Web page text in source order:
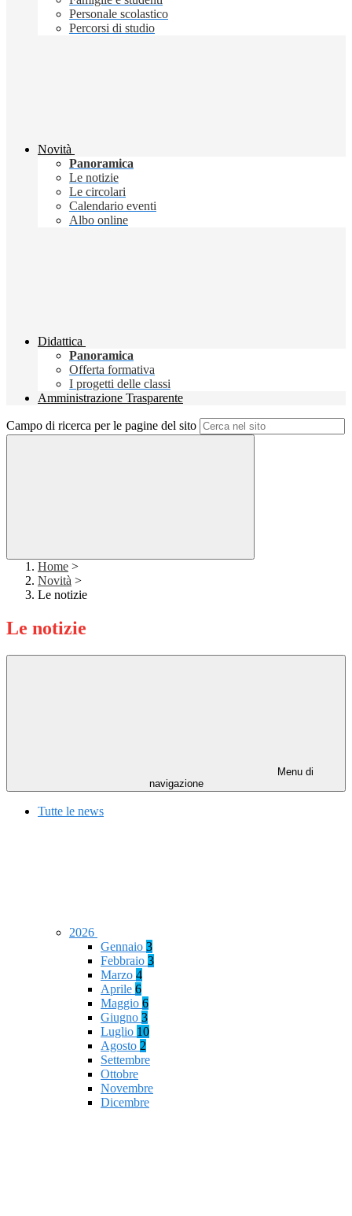
Personale scolastico
Percorsi di studio
Novità
Panoramica
Le notizie
Le circolari
Calendario eventi
Albo online
Didattica
Panoramica
Offerta formativa
I progetti delle classi
Amministrazione Trasparente
Campo di ricerca per le pagine del sito
Home >
Novità >
Le notizie
Le notizie
Menu di
navigazione
Tutte le news
2026
Gennaio 3
Febbraio 3
Marzo 4
Aprile 6
Maggio 6
Giugno 3
Luglio 10
Agosto 2
Settembre
Ottobre
Novembre
Dicembre